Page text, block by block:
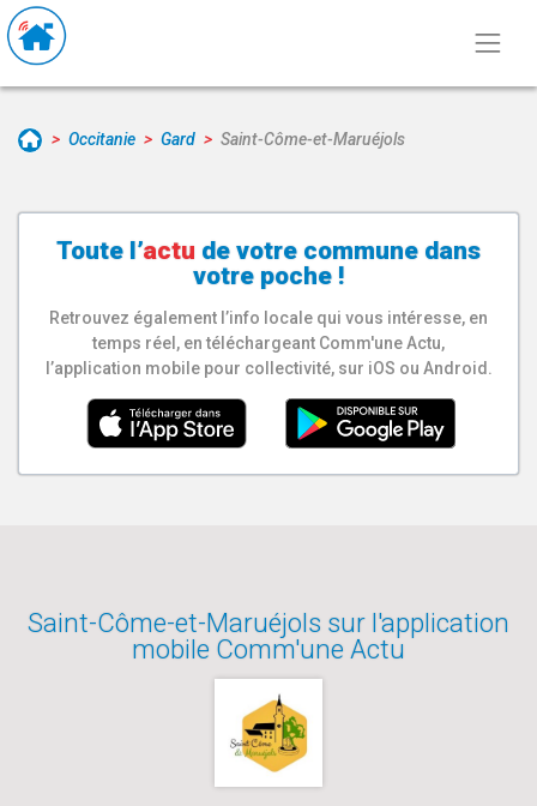
Occitanie Gard Saint-Côme-et-Maruéjols
Toute l’actu de votre commune dans
votre poche !
Retrouvez également l’info locale qui vous intéresse, en
temps réel, en téléchargeant Comm'une Actu,
l’application mobile pour collectivité, sur iOS ou Android.
Saint-Côme-et-Maruéjols sur l'application
mobile Comm'une Actu